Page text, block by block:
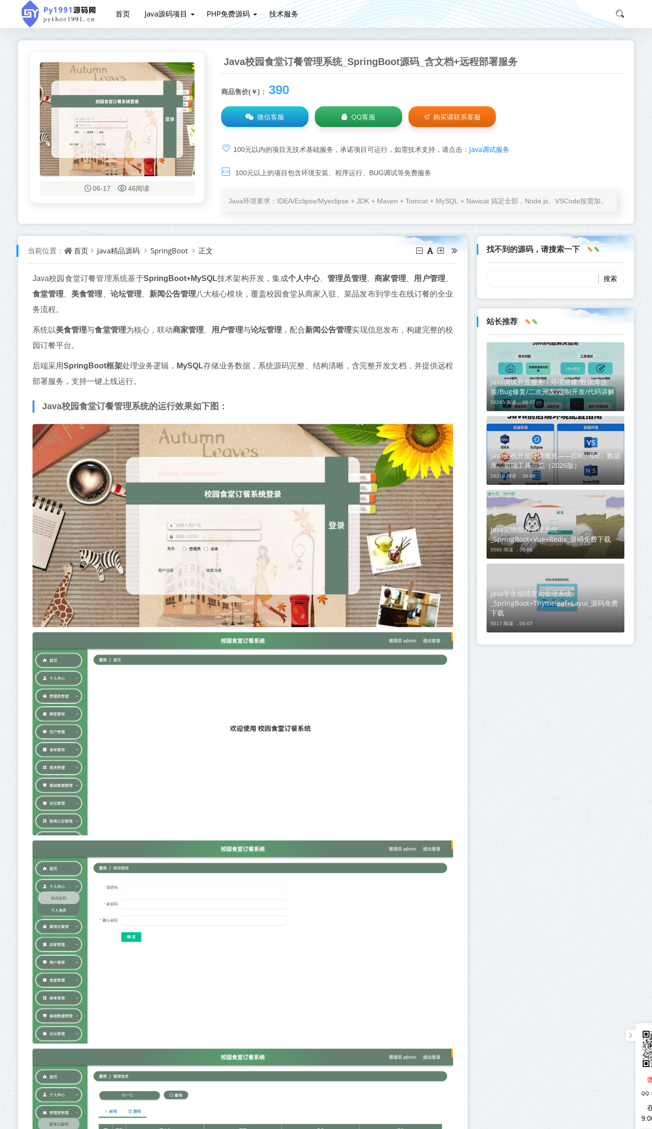
首页 Java源码项目 PHP免费源码 技术服务
06-17 46阅读
Java校园食堂订餐管理系统_SpringBoot源码_含文档+远程部署服务
商品售价(￥)： 390
微信客服 QQ客服 购买请联系客服
100元以内的项目无技术基础服务，承诺项目可运行，如需技术支持，请点击： Java调试服务
100元以上的项目包含环境安装、程序运行、BUG调试等免费服务
Java环境要求：IDEA/Eclipse/Myeclipse + JDK + Maven + Tomcat + MySQL + Navicat 搞定全部，Node.js、VSCode按需加。
当前位置： 首页 Java精品源码 SpringBoot 正文
Java校园食堂订餐管理系统基于SpringBoot+MySQL技术架构开发，集成个人中心、 管理员管理 、商家管理 用户管理
食堂管理
美食管理 论坛管理 新闻公告管理 八大核心模块，覆盖校园食堂从商家入驻、菜品发布到学生在线订餐的全业
务流程。
系统以美食管理与食堂管理为核心，联动商家管理 用户管理与论坛管理 ，配合新闻公告管理实现信息发布，构建完整的校
园订餐平台。
后端采用SpringBoot框架处理业务逻辑， MySQL存储业务数据，系统源码完整、结构清晰，含完整开发文档，并提供远程
部署服务，支持一键上线运行。
Java校园食堂订餐管理系统的运行效果如下图：
找不到的源码，请搜索一下
站长推荐
Java调试开发服务 - 环境搭建/数据库连
接/Bug修复/二次开发/定制开发/代码讲解
16245 阅读 ，06-07
Java全栈开发环境概览——JDK、IDE、数据
库、前端工具一览（2026版）
16218 阅读 ， 06-08
Java宠物领养管理系统
_SpringBoot+Vue+Redis_源码免费下载
5590 阅读 ， 06-06
Java学生成绩查询管理系统
_SpringBoot+Thymeleaf+Layui_源码免费
下载
5517 阅读 ， 06-07
QQ